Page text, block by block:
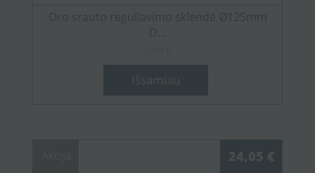
Oro srauto reguliavimo sklendė Ø125mm
D...
Išsamiau
24,05 €